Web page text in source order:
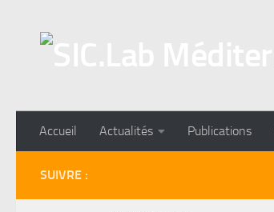
Accueil Actualités Publications
SUIVRE :